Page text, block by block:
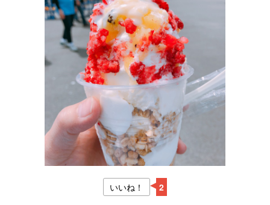
いいね！ 2